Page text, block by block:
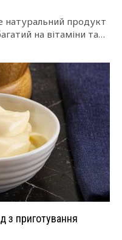
продукт
на вітаміни та
з приготування